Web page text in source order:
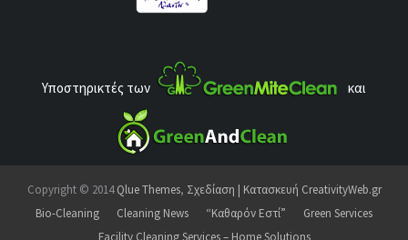
Υποστηρικτές των και
Copyright © 2014Qlue Themes, Σχεδίαση | Κατασκευή CreativityWeb.gr
Bio-Cleaning
Cleaning News “Καθαρόν Εστί”
Green Services
Facility Cleaning Services – Home Solutions